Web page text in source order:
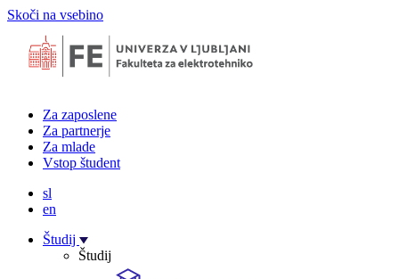
Skoči na vsebino
Za zaposlene
Za partnerje
Za mlade
Vstop študent
sl
en
Študij
Študij